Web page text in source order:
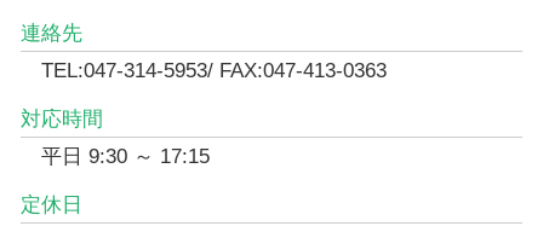
連絡先
TEL:047-314-5953/ FAX:047-413-0363
対応時間
平日 9:30 ～ 17:15
定休日